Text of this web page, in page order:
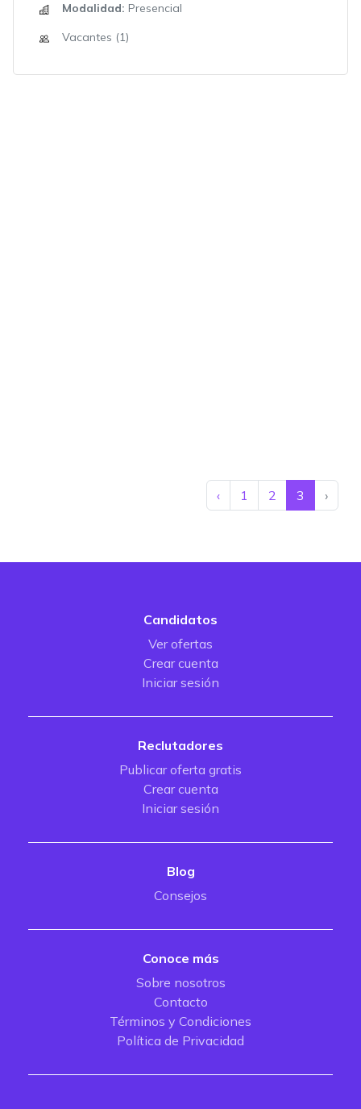
Modalidad: Presencial
Vacantes (1)
‹ 1 2 3 ›
Candidatos
Ver ofertas
Crear cuenta
Iniciar sesión
Reclutadores
Publicar oferta gratis
Crear cuenta
Iniciar sesión
Blog
Consejos
Conoce más
Sobre nosotros
Contacto
Términos y Condiciones
Política de Privacidad